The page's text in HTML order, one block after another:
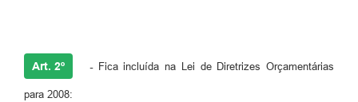
Art. 2º -Fica incluída na Lei de Diretrizes Orçamentárias
para 2008: